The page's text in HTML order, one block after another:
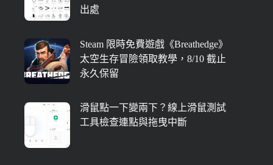
出處
Steam 限時免費遊戲《Breathedge》
太空生存冒險領取教學，8/10 截止
永久保留
滑鼠點一下變兩下？線上滑鼠測試
工具檢查連點與拖曳中斷